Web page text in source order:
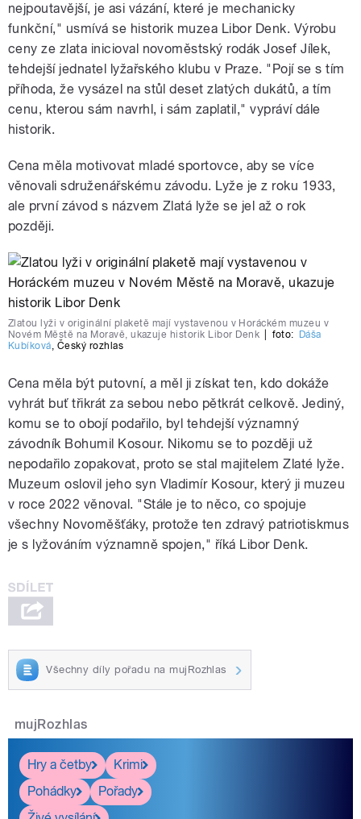
nejpoutavější, je asi vázání, které je mechanicky
funkční," usmívá se historik muzea Libor Denk. Výrobu
ceny ze zlata inicioval novoměstský rodák Josef Jílek,
tehdejší jednatel lyžařského klubu v Praze. "Pojí se s tím
příhoda, že vysázel na stůl deset zlatých dukátů, a tím
cenu, kterou sám navrhl, i sám zaplatil," vypráví dále
historik.
Cena měla motivovat mladé sportovce, aby se více
věnovali sdruženářskému závodu. Lyže je z roku 1933,
ale první závod s názvem Zlatá lyže se jel až o rok
později.
Zlatou lyži v originální plaketě mají vystavenou v Horáckém muzeu v
Novém Městě na Moravě, ukazuje historik Libor Denk
foto:
Dáša
Kubíková, Český rozhlas
Cena měla být putovní, a měl ji získat ten, kdo dokáže
vyhrát buť třikrát za sebou nebo pětkrát celkově. Jediný,
komu se to obojí podařilo, byl tehdejší významný
závodník Bohumil Kosour. Nikomu se to později už
nepodařilo zopakovat, proto se stal majitelem Zlaté lyže.
Muzeum oslovil jeho syn Vladimír Kosour, který ji muzeu
v roce 2022 věnoval. "Stále je to něco, co spojuje
všechny Novoměšťáky, protože ten zdravý patriotiskmus
je s lyžováním významně spojen," říká Libor Denk.
Všechny díly pořadu na mujRozhlas
mujRozhlas
Hry a četby
Krimi
Pohádky
Pořady